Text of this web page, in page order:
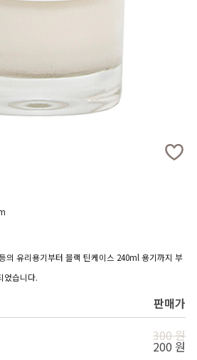
유리용기부터 블랙 틴케이스 240ml 용기까지 부
었습니다.
판매가
300 원
200 원